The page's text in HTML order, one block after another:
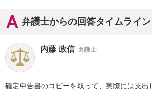
弁護士からの回答タイムライン
内藤 政信 弁護士
確定申告書のコピーを取って、実際には支出